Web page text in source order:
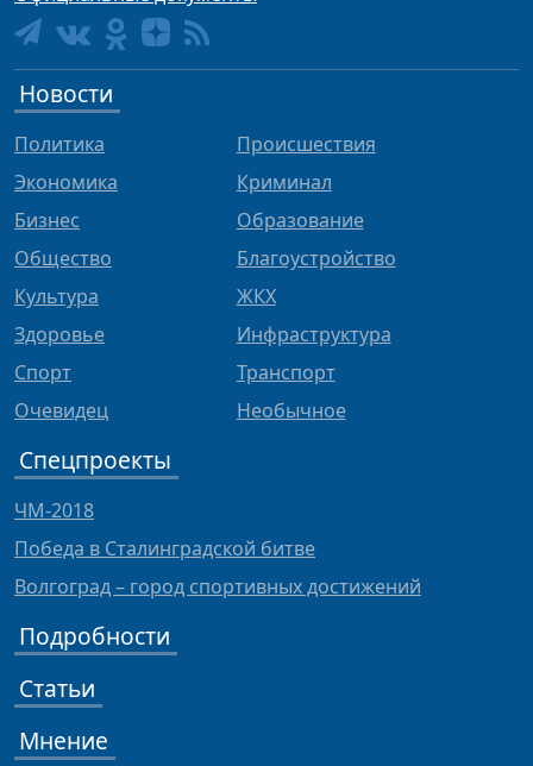
Новости
Политика
Экономика
Бизнес
Общество
Культура
Здоровье
Спорт
Очевидец
Происшествия
Криминал
Образование
Благоустройство
ЖКХ
Инфраструктура
Транспорт
Необычное
Спецпроекты
ЧМ-2018
Победа в Сталинградской битве
Волгоград – город спортивных достижений
Подробности
Статьи
Мнение